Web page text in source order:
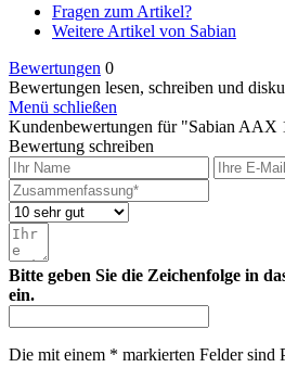
Fragen zum Artikel?
Weitere Artikel von Sabian
Bewertungen 0
Bewertungen lesen, schreiben und
Menü schließen
Kundenbewertungen für "Sabian AAX
Bewertung schreiben
Bitte geben Sie die Zeichenfolge in
ein.
Die mit einem * markierten Felder sind